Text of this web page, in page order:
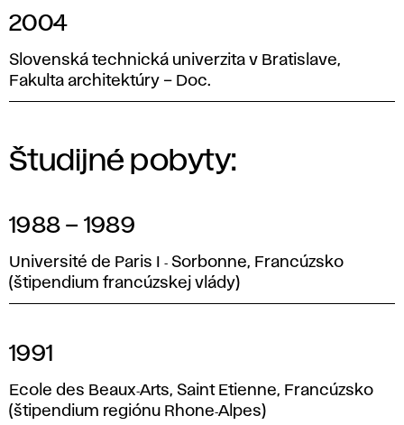
2004
Slovenská technická univerzita v Bratislave,
Fakulta architektúry – Doc.
Študijné pobyty:
1988 – 1989
Université de Paris I ‑ Sorbonne, Francúzsko
(štipendium francúzskej vlády)
1991
Ecole des Beaux‑Arts, Saint Etienne, Francúzsko
(štipendium regiónu Rhone‑Alpes)